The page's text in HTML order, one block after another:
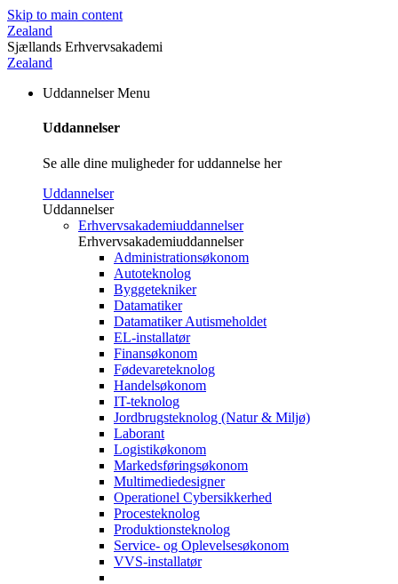
Skip to main content
Zealand
Sjællands Erhvervsakademi
Zealand
Uddannelser Menu
Uddannelser
Se alle dine muligheder for uddannelse her
Uddannelser
Uddannelser
Erhvervsakademiuddannelser
Erhvervsakademiuddannelser
Administrationsøkonom
Autoteknolog
Byggetekniker
Datamatiker
Datamatiker Autismeholdet
EL-installatør
Finansøkonom
Fødevareteknolog
Handelsøkonom
IT-teknolog
Jordbrugsteknolog (Natur & Miljø)
Laborant
Logistikøkonom
Markedsføringsøkonom
Multimediedesigner
Operationel Cybersikkerhed
Procesteknolog
Produktionsteknolog
Service- og Oplevelsesøkonom
VVS-installatør